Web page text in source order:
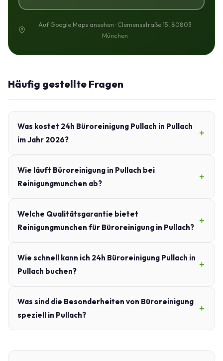
Auf Google Maps ansehen · Clemensstraße 15, 80803
München
Häufig gestellte Fragen
Was kostet 24h Büroreinigung Pullach in Pullach
im Jahr 2026?
Wie läuft Büroreinigung in Pullach bei
Reinigungmunchen ab?
Welche Qualitätsgarantie bietet
Reinigungmunchen für Büroreinigung in Pullach?
Wie schnell kann ich 24h Büroreinigung Pullach in
Pullach buchen?
Was sind die Besonderheiten von Büroreinigung
speziell in Pullach?